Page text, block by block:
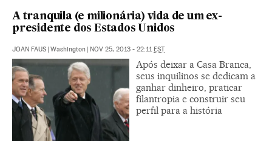
A tranquila (e milionária) vida de um ex-
presidente dos Estados Unidos
JOAN FAUS | Washington | NOV 25, 2013 - 22:11EST
Após deixar a Casa Branca,
seus inquilinos se dedicam a
ganhar dinheiro, praticar
filantropia e construir seu
perfil para a história